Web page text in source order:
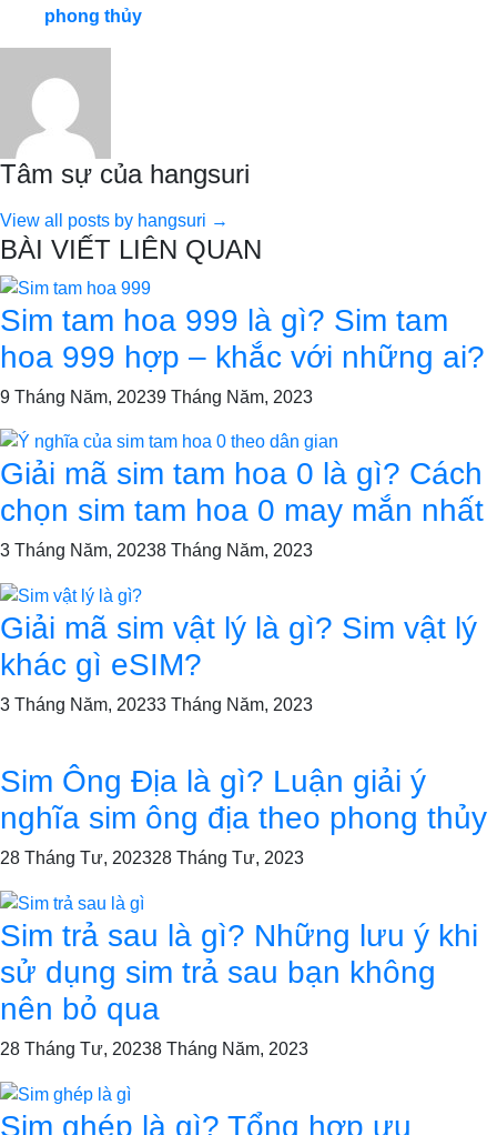
phong thủy
Tâm sự của hangsuri
View all posts by hangsuri →
BÀI VIẾT LIÊN QUAN
Sim tam hoa 999 là gì? Sim tam
hoa 999 hợp – khắc với những ai?
9 Tháng Năm, 20239 Tháng Năm, 2023
Giải mã sim tam hoa 0 là gì? Cách
chọn sim tam hoa 0 may mắn nhất
3 Tháng Năm, 20238 Tháng Năm, 2023
Giải mã sim vật lý là gì? Sim vật lý
khác gì eSIM?
3 Tháng Năm, 20233 Tháng Năm, 2023
Sim Ông Địa là gì? Luận giải ý
nghĩa sim ông địa theo phong thủy
28 Tháng Tư, 202328 Tháng Tư, 2023
Sim trả sau là gì? Những lưu ý khi
sử dụng sim trả sau bạn không
nên bỏ qua
28 Tháng Tư, 20238 Tháng Năm, 2023
Sim ghép là gì? Tổng hợp ưu